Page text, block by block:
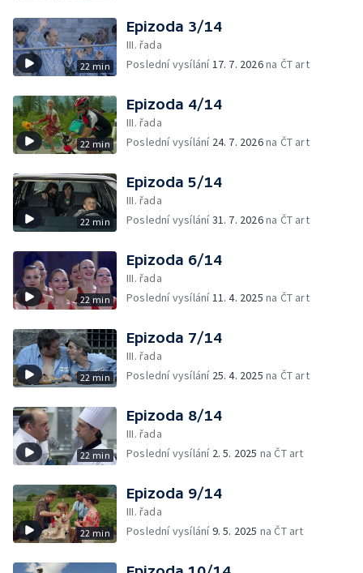
22 min
Epizoda 3/14
III. řada
Poslední vysílání17. 7. 2026na ČT art
22 min
Epizoda 4/14
III. řada
Poslední vysílání 24. 7. 2026na ČT art
22 min
Epizoda 5/14
III. řada
Poslední vysílání31. 7. 2026na ČT art
22 min
Epizoda 6/14
III. řada
Poslední vysílání11. 4. 2025 na ČT art
22 min
Epizoda 7/14
III. řada
Poslední vysílání 25. 4. 2025 na ČT art
22 min
Epizoda 8/14
III. řada
Poslední vysílání 2. 5. 2025 na ČT art
22 min
Epizoda 9/14
III. řada
Poslední vysílání9. 5. 2025 na ČT art